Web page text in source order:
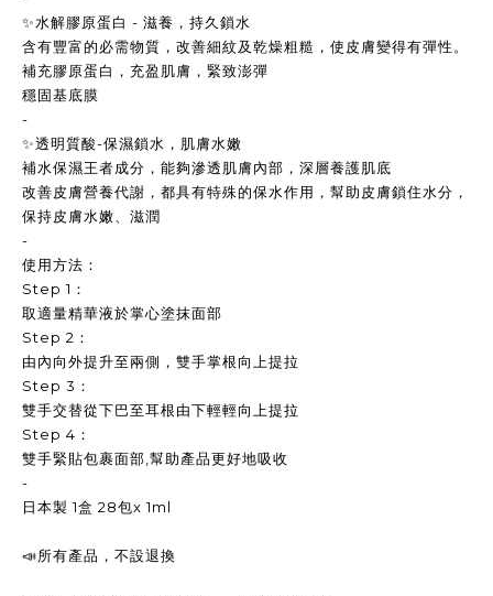
✨水解膠原蛋白 - 滋養，持久鎖水
含有豐富的必需物質，改善細紋及乾燥粗糙，使皮膚變得有彈性。
補充膠原蛋白，充盈肌膚，緊致澎彈
穩固基底膜
-
✨透明質酸-保濕鎖水，肌膚水嫩
補水保濕王者成分，能夠滲透肌膚內部，深層養護肌底
改善皮膚營養代謝，都具有特殊的保水作用，幫助皮膚鎖住水分，
保持皮膚水嫩、滋潤
-
使用方法：
Step 1：
取適量精華液於掌心塗抹面部
Step 2：
由內向外提升至兩側，雙手掌根向上提拉
Step 3：
雙手交替從下巴至耳根由下輕輕向上提拉
Step 4：
雙手緊貼包裹面部,幫助產品更好地吸收
-
日本製 1盒 28包x 1ml
📣所有產品，不設退換